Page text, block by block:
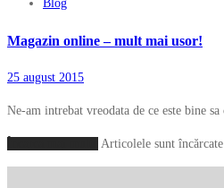
Blog
Magazin online – mult mai usor!
25 august 2015
Ne-am intrebat vreodata de ce este bine
Articolele sunt